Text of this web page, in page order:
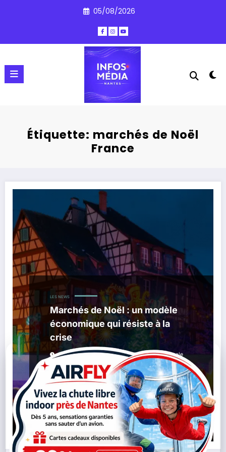
05/08/2026
Étiquette: marchés de Noël
France
LES NEWS
Marchés de Noël : un modèle
économique qui résiste à la
crise
15/11/2025 Artisans Locaux,Économie Locale
Nantes, ESS Nantes,Événements Hiver Nantes,
Fréquentation Centre-Ville,Marché De Noël Nantes,
Marchés De Noël France ,Noël 2025
Lire la suite